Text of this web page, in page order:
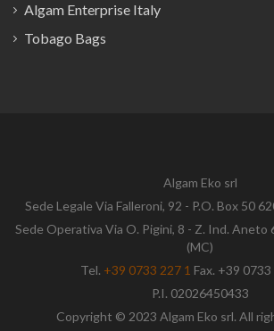
Algam Enterprise Italy
Tobago Bags
Algam Eko srl
Sede Legale Via Falleroni, 92 - P.O. Box 50
Sede Operativa Via O. Pigini, 8 - Z. Ind.
(MC)
Tel. +39 0733 227 1 Fax. +39
P.I. 02026450433
Copyright © 2023 Algam Eko srl. All